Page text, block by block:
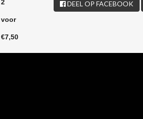
DEEL OP FACEBOOK